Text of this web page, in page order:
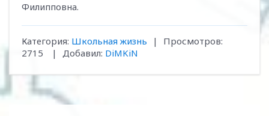
Филипповна.
Категория: Школьная жизнь | Просмотров:
2715
| Добавил: DiMKiN